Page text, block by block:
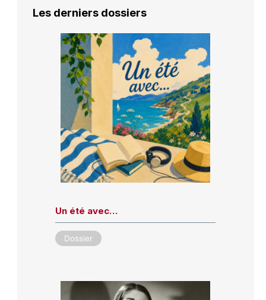
Les derniers dossiers
Un été avec…
Dossier